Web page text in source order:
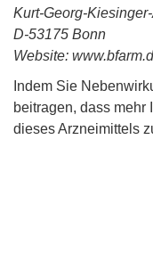
Kurt-Georg-
D-53175 Bonn
Website:
Indem Sie
beitragen, dass mehr
dieses Arzneimittels